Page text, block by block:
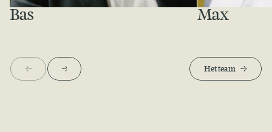
Bas
Meer over Bas
Max
Meer over Max
<- -> Het team